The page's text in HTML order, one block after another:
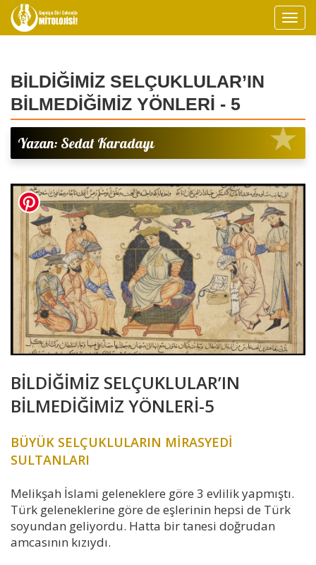
BİLDİĞİMİZ SELÇUKLULAR’IN
BİLMEDİĞİMİZ YÖNLERİ - 5
Yazan: Sedat Karadayı
BİLDİĞİMİZ SELÇUKLULAR’IN
BİLMEDİĞİMİZ YÖNLERİ-5
BÜYÜK SELÇUKLULARIN MİRASYEDİ
SULTANLARI
Melikşah İslami geleneklere göre 3 evlilik yapmıştı.
Türk geleneklerine göre de eşlerinin hepsi de Türk
soyundan geliyordu. Hatta bir tanesi doğrudan
amcasının kızıydı.